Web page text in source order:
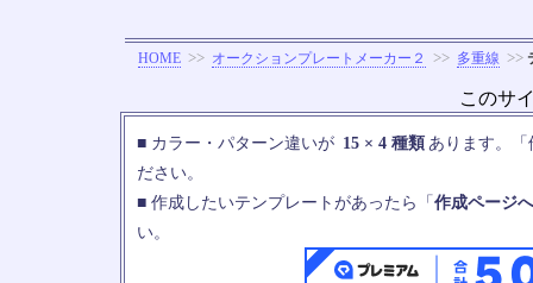
HOME >> オークションプレートメーカー２ >> 多重線 >>
このサ
■ カラー・パターン違いが 15 × 4 種類 あります。
ださい。
■ 作成したいテンプレートがあったら「 作成ページ
い。